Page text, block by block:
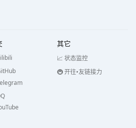
其它
📈 状态监控
🚇 开往•友链接力